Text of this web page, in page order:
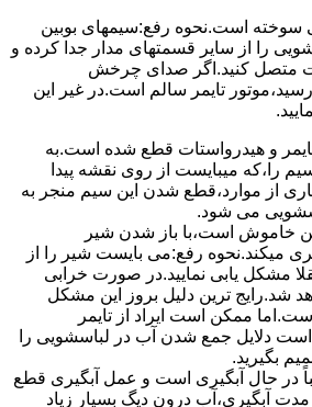
ﺳﻮﺧﺘﻪ اﺳﺖ.نحوه رﻓﻊ:سیمهای ﺑﻮﺑﯿﻦ
را از ﺳﺎﯾﺮ قسمتهای ﻣﺪار ﺟﺪا کرده و
ﺑﻪ برق ۲۲۰ وﻟﺖ ﻣﺘﺼﻞ کنید.اﮔﺮ ﺻﺪای ﭼﺮﺧﺶ
ﺗﺎﯾﻤﺮ ﺳﺎﻟﻢ اﺳﺖ.در ﻏﯿﺮ اﯾﻦ
ﺗﺎﯾﻤﺮ و ﻫﯿﺪرواﺳﺘﺎت ﻗﻄﻊ ﺷﺪه اﺳﺖ.به
را،ﮐﻪ میبایست از روی ﻧﻘﺸﻪ ﭘﯿﺪا
از موارد،ﻗﻄﻊ ﺷﺪن اﯾﻦ ﺳﯿﻢ ﻣﻨﺠﺮ ﺑﻪ
می شود.
ﻣﺎﺷﯿﻦ ﺧﺎﻣﻮش اﺳﺖ،ﺑﺎ ﺑﺎز ﺷﺪن ﺷﯿﺮ
میکند.نحوه رﻓﻊ:می بایست ﺷﯿﺮ را از
مشکل یابی نمایید.در صورت خرابی
شد.رایج ترین دلیل بروز این مشکل
ممکن است ایراد از تایمر
است دلایل جمع شدن آب در لباسشویی را
بگیرید.
مرتباً در ﺣﺎل آﺑﮕﯿﺮی اﺳﺖ و ﻋﻤﻞ آﺑﮕﯿﺮی ﻗﻄﻊ
آﺑﮕﯿﺮی،آب درون دﯾﮓ ﺑﺴﯿﺎر زﯾﺎد